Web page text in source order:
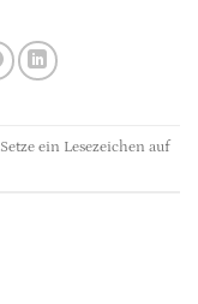
. Setze ein Lesezeichen auf